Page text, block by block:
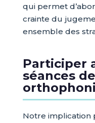
qui permet
crainte du
ensemble des
Participer
séances
Notre implication